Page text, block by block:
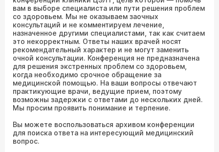
вам в выборе специалиста или пути решения проблем
со здоровьем. Мы не оказываем заочных
консультаций и не комментируем лечение,
назначенное другими специалистами, так как считаем
это некорректным. Ответы наших врачей носят
рекомендательный характер и не могут заменить
очной консультации. Конференция не предназначена
для решения экстренных проблем со здоровьем,
когда необходимо срочное обращение за
медицинской помощью. На ваши вопросы отвечают
практикующие врачи, ведущие прием, поэтому
возможны задержки с ответами до нескольких дней.
Мы просим проявить понимание и терпение.
Вы можете воспользоваться архивом конференции
для поиска ответа на интересующий медицинский
вопрос.